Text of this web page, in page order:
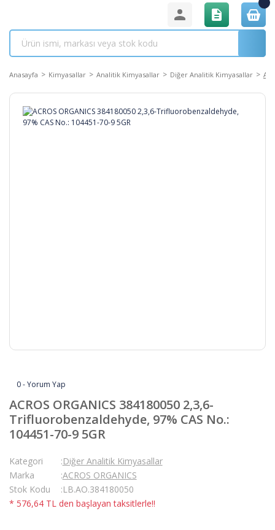
Anasayfa Kimyasallar Analitik Kimyasallar Diğer Analitik Kimyasallar
0 - Yorum Yap
ACROS ORGANICS 384180050 2,3,6-
Trifluorobenzaldehyde, 97% CAS No.:
104451-70-9 5GR
Kategori
Diğer Analitik Kimyasallar
Marka
ACROS ORGANICS
Stok Kodu
LB.AO.384180050
* 576,64 TL den başlayan taksitlerle!!